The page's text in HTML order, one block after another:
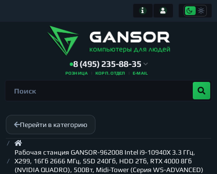
8 (495) 235-88-35
РОЗНИЦА КОРП. ОТДЕЛ E-MAIL
Перейти в категорию
Рабочая станция GANSOR-962008 Intel i9-10940X 3.3 ГГц,
X299, 16Гб 2666 МГц, SSD 240Гб, HDD 2Тб, RTX 4000 8Гб
(NVIDIA QUADRO), 500Вт, Midi-Tower (Серия WS-ADVANCED)